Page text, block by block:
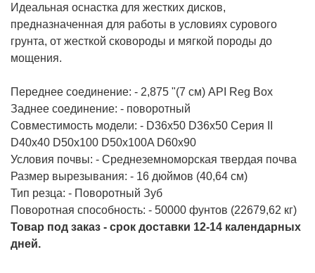
Идеальная оснастка для жестких дисков,
предназначенная для работы в условиях сурового
грунта, от жесткой сковороды и мягкой породы до
мощения.
Переднее соединение: - 2,875 "(7 см) API Reg Box
Заднее соединение: - поворотный
Совместимость модели: - D36x50 D36x50 Серия II
D40x40 D50x100 D50x100A D60x90
Условия почвы: - Среднеземноморская твердая почва
Размер вырезывания: - 16 дюймов (40,64 см)
Тип резца: - Поворотный Зуб
Поворотная способность: - 50000 фунтов (22679,62 кг)
Товар под заказ - срок доставки 12-14 календарных
дней.